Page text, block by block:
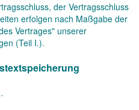
der Vertragsschluss
erfolgen nach Maßgabe der
Vertrages" unserer
(Teil I.).
.